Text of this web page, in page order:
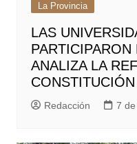
La Provincia
LAS
ANALIZA LA
CONSTITUCIÓN
Redacción 7